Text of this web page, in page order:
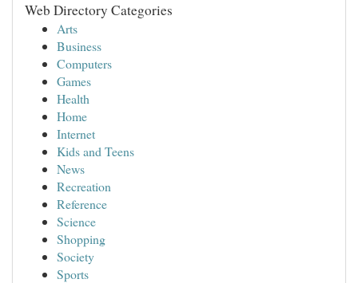
Web Directory Categories
Arts
Business
Computers
Games
Health
Home
Internet
Kids and Teens
News
Recreation
Reference
Science
Shopping
Society
Sports